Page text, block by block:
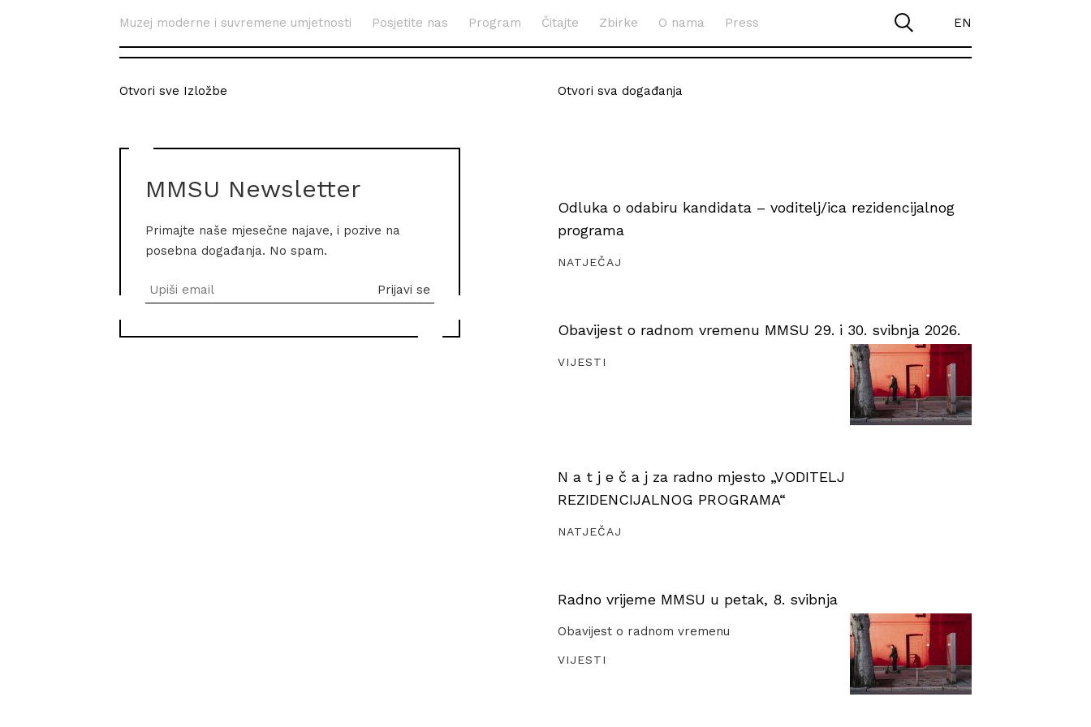
Muzej moderne i suvremene umjetnosti Posjetite nas Program Čitajte Zbirke O nama Press EN
Otvori sve Izložbe
MMSU Newsletter
Primajte naše mjesečne najave, i pozive na
posebna događanja. No spam.
Otvori sva događanja
Odluka o odabiru kandidata – voditelj/ica rezidencijalnog
programa
NATJEČAJ
Obavijest o radnom vremenu MMSU 29. i 30. svibnja 2026.
VIJESTI
N a t j e č a j za radno mjesto „VODITELJ
REZIDENCIJALNOG PROGRAMA“
NATJEČAJ
Radno vrijeme MMSU u petak, 8. svibnja
Obavijest o radnom vremenu
VIJESTI